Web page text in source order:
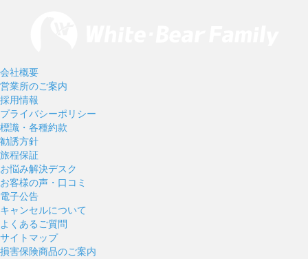
会社概要
営業所のご案内
採用情報
プライバシーポリシー
標識・各種約款
勧誘方針
旅程保証
お悩み解決デスク
お客様の声・口コミ
電子公告
キャンセルについて
よくあるご質問
サイトマップ
損害保険商品のご案内